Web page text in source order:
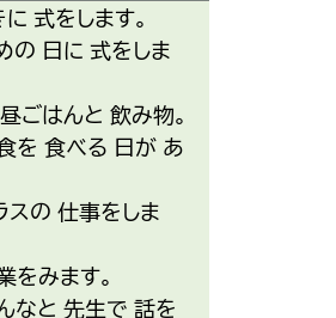
に式をします。
の 日に式をしま
昼ごはんと飲み物。
を食べる 日が あ
スの仕事をしま
をみます。
なと先生で話を